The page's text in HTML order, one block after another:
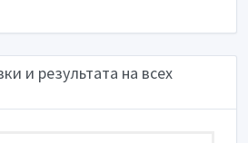
и результата на всех